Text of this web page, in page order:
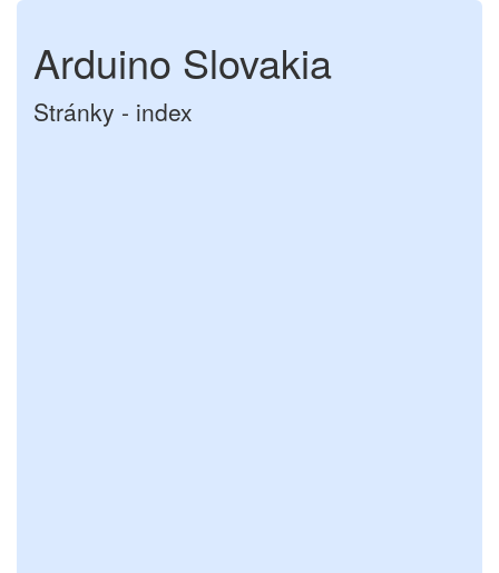
Arduino Slovakia
Stránky - index